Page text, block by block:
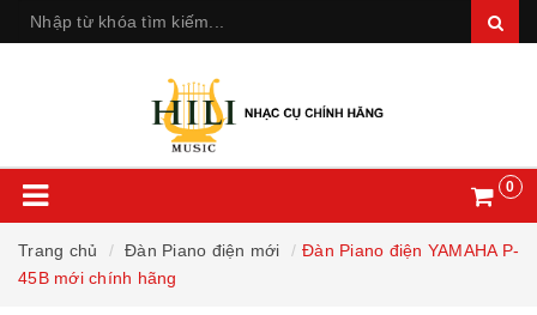
0
Trang chủ Đàn Piano điện mới
Đàn Piano điện YAMAHA P-
45B mới chính hãng